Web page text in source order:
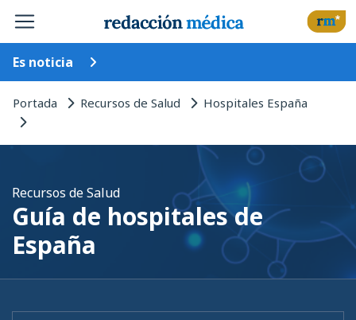
Es noticia
Portada Recursos de Salud Hospitales España
Recursos de Salud
Guía de hospitales de
España